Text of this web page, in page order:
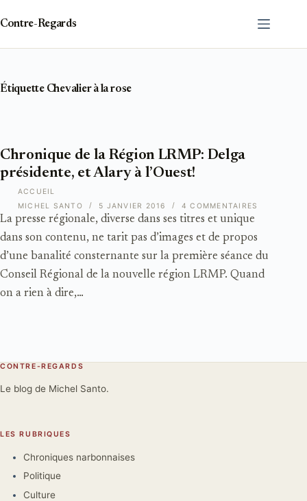
contenu
Contre-Regards
ÉtiquetteChevalier à la rose
ACCUEIL
Chronique de la Région LRMP: Delga
présidente, et Alary à l’Ouest!
La presse régionale, diverse dans ses titres et unique
dans son contenu, ne tarit pas d’images et de propos
d’une banalité consternante sur la première séance du
Conseil Régional de la nouvelle région LRMP. Quand
on a rien à dire,…
MICHEL SANTO 5 JANVIER 2016 4 COMMENTAIRES
CONTRE-REGARDS
Le blog de Michel Santo.
LES RUBRIQUES
Chroniques narbonnaises
Politique
Culture